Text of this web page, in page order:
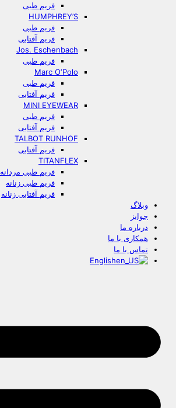
فریم طبی
HUMPHREY’S
فریم طبی
فریم آفتابی
Jos. Eschenbach
فریم طبی
Marc O‘Polo
فریم طبی
فریم آفتابی
MINI EYEWEAR
فریم طبی
فریم آفتابی
TALBOT RUNHOF
فریم آفتابی
TITANFLEX
فریم طبی مردانه
فریم طبی زنانه
فریم آفتابی زنانه
وبلاگ
جوایز
درباره ما
همکاری با ما
تماس با ما
English